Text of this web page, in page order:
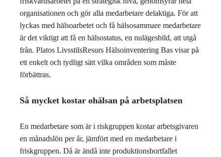
organisationen och gör alla medarbetare delaktiga. För att
lyckas med hälsoarbetet och få hälsosammare medarbetare
är det viktigt att få en hälsostatus, en nulägesbild, att utgå
från. Platos LivsstilsResurs Hälsoinventering Bas visar på
ett enkelt och tydligt sätt vilka områden som måste
förbättras.
Så mycket kostar ohälsan på arbetsplatsen
En medarbetare som är i riskgruppen kostar arbetsgivaren
en månadslön per år, jämfört med en medarbetare i
friskgruppen. Då är ändå inte produktionsbortfallet